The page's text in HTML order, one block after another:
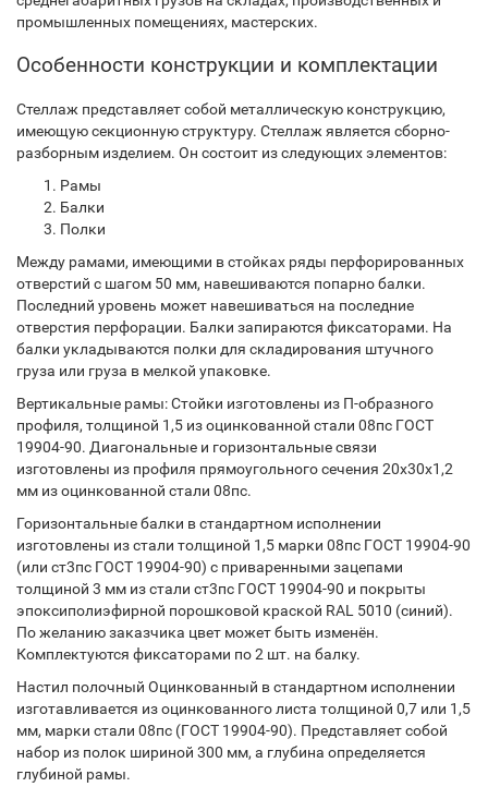
промышленных помещениях, мастерских.
Особенности конструкции и комплектации
Стеллаж представляет собой металлическую конструкцию,
имеющую секционную структуру. Стеллаж является сборно-
разборным изделием. Он состоит из следующих элементов:
Рамы
Балки
Полки
Между рамами, имеющими в стойках ряды перфорированных
отверстий с шагом 50 мм, навешиваются попарно балки.
Последний уровень может навешиваться на последние
отверстия перфорации. Балки запираются фиксаторами. На
балки укладываются полки для складирования штучного
груза или груза в мелкой упаковке.
Вертикальные рамы: Стойки изготовлены из П-образного
профиля, толщиной 1,5 из оцинкованной стали 08пс ГОСТ
19904-90. Диагональные и горизонтальные связи
изготовлены из профиля прямоугольного сечения 20х30х1,2
мм из оцинкованной стали 08пс.
Горизонтальные балки в стандартном исполнении
изготовлены из стали толщиной 1,5 марки 08пс ГОСТ 19904-90
(или ст3пс ГОСТ 19904-90) с приваренными зацепами
толщиной 3 мм из стали ст3пс ГОСТ 19904-90 и покрыты
эпоксиполиэфирной порошковой краской RAL 5010 (синий).
По желанию заказчика цвет может быть изменён.
Комплектуются фиксаторами по 2 шт. на балку.
Настил полочный Оцинкованный в стандартном исполнении
изготавливается из оцинкованного листа толщиной 0,7 или 1,5
мм, марки стали 08пс (ГОСТ 19904-90). Представляет собой
набор из полок шириной 300 мм, а глубина определяется
глубиной рамы.